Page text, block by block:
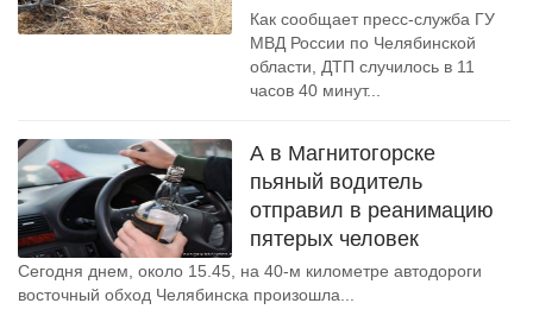
Как сообщает пресс-служба ГУ
МВД России по Челябинской
области, ДТП случилось в 11
часов 40 минут...
А в Магнитогорске
пьяный водитель
отправил в реанимацию
пятерых человек
Сегодня днем, около 15.45, на 40-м километре автодороги
восточный обход Челябинска произошла...